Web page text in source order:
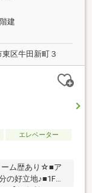
建
区牛田新町３
エレベーター
ーム歴あり☆■ア
の好立地♪■1Fの